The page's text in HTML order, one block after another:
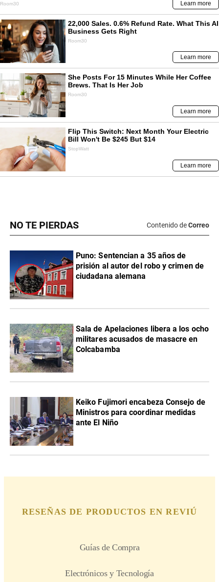
NO TE PIERDAS Contenido deCorreo
Puno: Sentencian a 35 años de
prisión al autor del robo y crimen de
ciudadana alemana
Sala de Apelaciones libera a los ocho
militares acusados de masacre en
Colcabamba
Keiko Fujimori encabeza Consejo de
Ministros para coordinar medidas
ante El Niño